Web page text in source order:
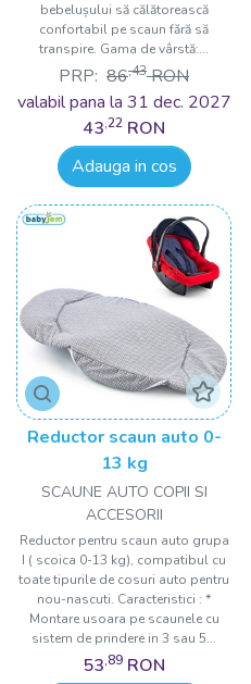
bebelușului să călătorească
confortabil pe scaun fără să
transpire. Gama de vârstă:...
PRP: 86,43 RON
valabil pana la 31 dec. 2027
43,22 RON
Adauga in cos
Reductor scaun auto 0-
13 kg
SCAUNE AUTO COPII SI
ACCESORII
Reductor pentru scaun auto grupa
I ( scoica 0-13 kg), compatibul cu
toate tipurile de cosuri auto pentru
nou-nascuti. Caracteristici : *
Montare usoara pe scaunele cu
sistem de prindere in 3 sau 5...
53,89 RON